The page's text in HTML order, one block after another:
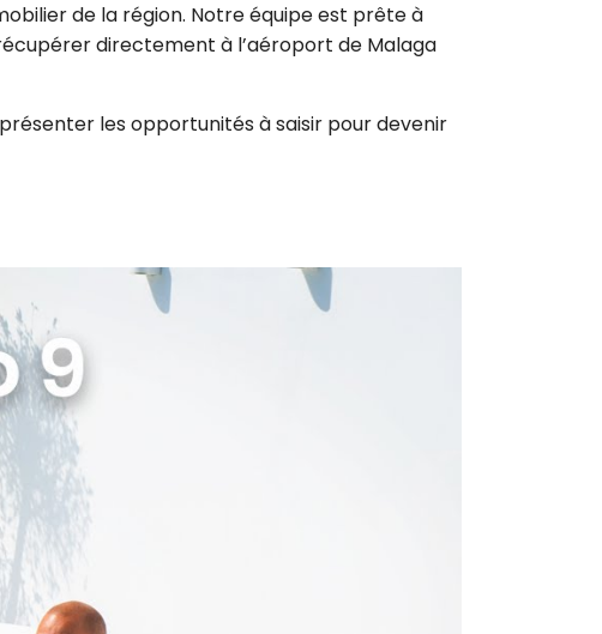
de la région. Notre équipe est prête à
directement à l’aéroport de Malaga
les opportunités à saisir pour devenir